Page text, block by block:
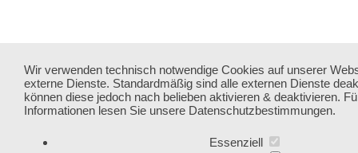
Wir verwenden technisch notwendige Cookies auf unserer
externe Dienste. Standardmäßig sind alle externen Dienste
können diese jedoch nach belieben aktivieren & deaktivieren.
Informationen lesen Sie unsere Datenschutzbestimmungen.
Essenziell